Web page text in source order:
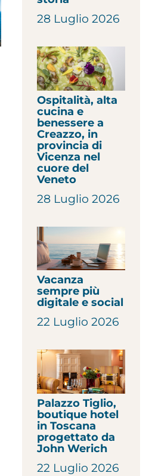
28 Luglio 2026
Ospitalità, alta
cucina e
benessere a
Creazzo, in
provincia di
Vicenza nel
cuore del
Veneto
28 Luglio 2026
Vacanza
sempre più
digitale e social
22 Luglio 2026
Palazzo Tiglio,
boutique hotel
in Toscana
progettato da
John Werich
22 Luglio 2026